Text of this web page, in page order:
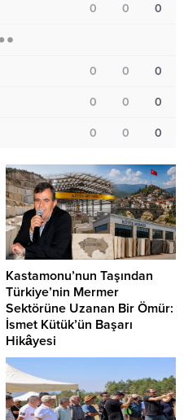
0 0 0
0 0 0
0 0 0
0 0 0
Kastamonu’nun Taşından
Türkiye’nin Mermer
Sektörüne Uzanan Bir Ömür:
İsmet Kütük’ün Başarı
Hikâyesi